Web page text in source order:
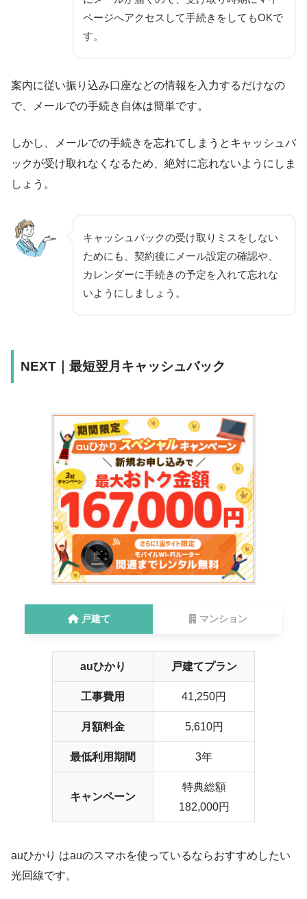
ページへアクセスして手続きをしてもOKで
す。
案内に従い振り込み口座などの情報を入力するだけなの
で、メールでの手続き自体は簡単です。
しかし、メールでの手続きを忘れてしまうとキャッシュバ
ックが受け取れなくなるため、絶対に忘れないようにしま
しょう。
キャッシュバックの受け取りミスをしない
ためにも、契約後にメール設定の確認や、
カレンダーに手続きの予定を入れて忘れな
いようにしましょう。
NEXT｜最短翌月キャッシュバック
戸建て マンション
auひかり 戸建てプラン
工事費用 41,250円
月額料金 5,610円
最低利用期間 3年
キャンペーン
特典総額
182,000円
auひかり はauのスマホを使っているならおすすめしたい
光回線です。